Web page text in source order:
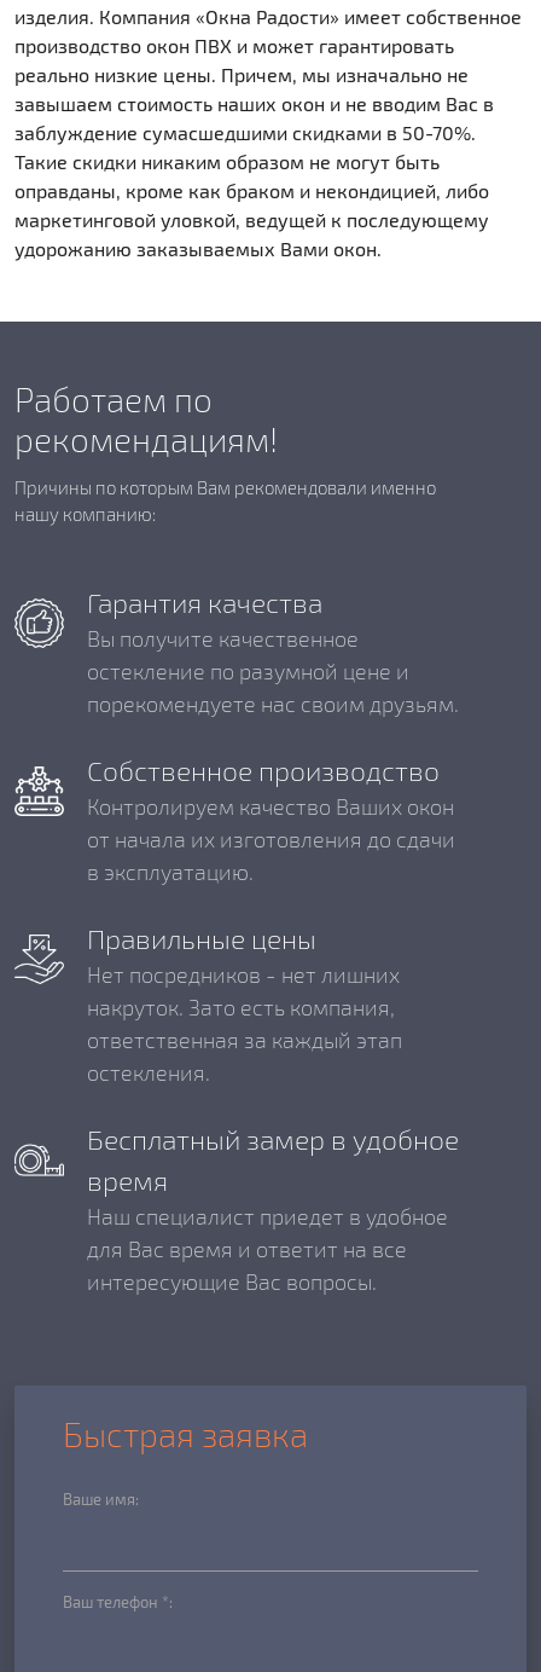
изделия. Компания «Окна Радости» имеет собственное
производство окон ПВХ и может гарантировать
реально низкие цены. Причем, мы изначально не
завышаем стоимость наших окон и не вводим Вас в
заблуждение сумасшедшими скидками в 50-70%.
Такие скидки никаким образом не могут быть
оправданы, кроме как браком и некондицией, либо
маркетинговой уловкой, ведущей к последующему
удорожанию заказываемых Вами окон.
Работаем по
рекомендациям!
Причины по которым Вам рекомендовали именно
нашу компанию:
Гарантия качества
Вы получите качественное
остекление по разумной цене и
порекомендуете нас своим друзьям.
Собственное производство
Контролируем качество Ваших окон
от начала их изготовления до сдачи
в эксплуатацию.
Правильные цены
Нет посредников - нет лишних
накруток. Зато есть компания,
ответственная за каждый этап
остекления.
Бесплатный замер в удобное
время
Наш специалист приедет в удобное
для Вас время и ответит на все
интересующие Вас вопросы.
Быстрая заявка
Ваше имя:
Ваш телефон *: